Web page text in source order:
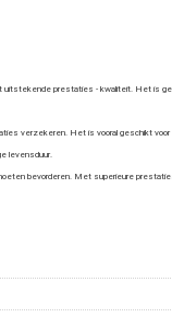
uitstekende prestaties - kwaliteit. Het is
verzekeren. Het is vooral geschikt
levensduur.
bevorderen. Met superieure